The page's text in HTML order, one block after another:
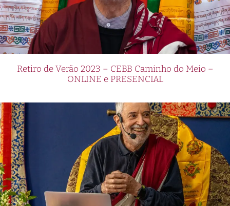
Retiro de Verão 2023 – CEBB Caminho do Meio –
ONLINE e PRESENCIAL